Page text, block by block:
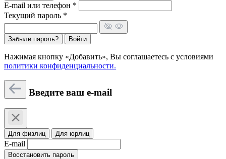
E-mail или телефон *
Текущий пароль *
Забыли пароль? Войти
Нажимая кнопку «Добавить», Вы соглашаетесь c условиями
политики конфиденциальности.
Введите ваш e-mail
Для физлиц Для юрлиц
E-mail
Восстановить пароль